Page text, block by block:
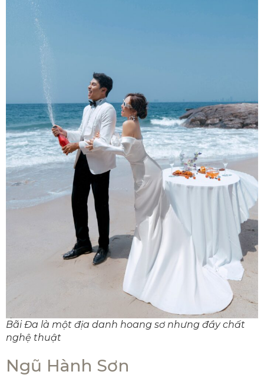
Bãi Đa là một địa danh hoang sơ nhưng đầy chất
nghệ thuật
Ngũ Hành Sơn